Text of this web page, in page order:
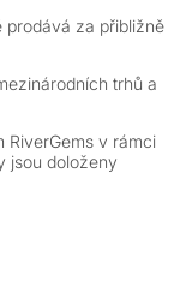
prodává za přibližně
trhů a
RiverGems v rámci
jsou doloženy